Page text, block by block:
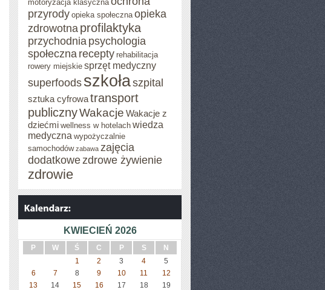
motoryzacja klasyczna
przyrody opieka społeczna opieka
zdrowotna profilaktyka
przychodnia psychologia
społeczna recepty rehabilitacja
rowery miejskie sprzęt medyczny
superfoods szkołaszpital
sztuka cyfrowatransport
publicznyWakacje Wakacje z
dziećmi wellness w hotelach wiedza
medyczna wypożyczalnie
samochodów zabawa zajęcia
dodatkowezdrowe żywienie
zdrowie
KWIECIEŃ 2026
P W Ś C P S
N
1
2 3 4
5
6
7 8 9 10 11
12
13
14 15 16 17 18
19